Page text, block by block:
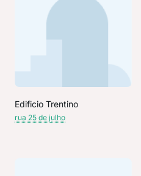
Edificio Trentino
rua 25 de julho